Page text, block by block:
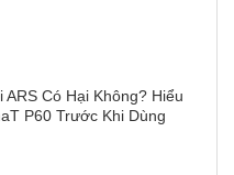
Có Hại Không? Hiểu
P60 Trước Khi Dùng